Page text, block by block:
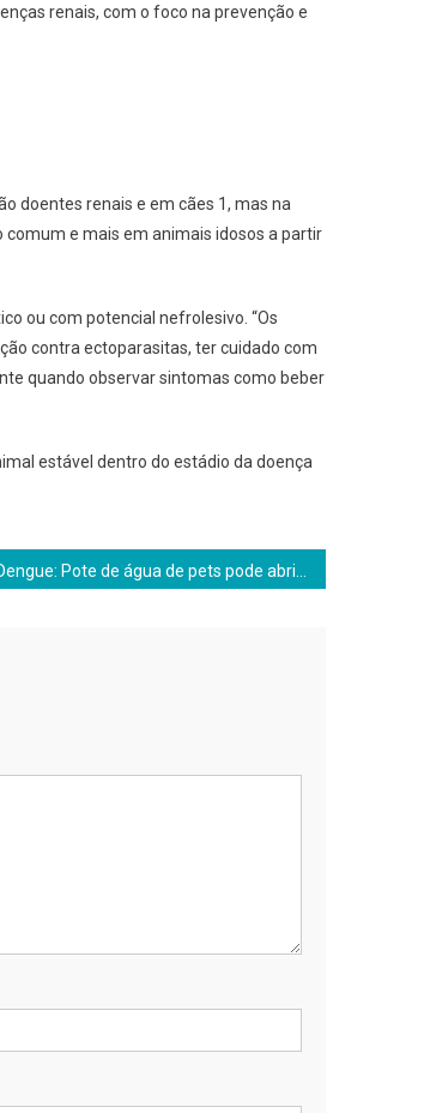
renais, com o foco na prevenção e
doentes renais e em cães 1, mas na
comum e mais em animais idosos a partir
ou com potencial nefrolesivo. “Os
contra ectoparasitas, ter cuidado com
quando observar sintomas como beber
estável dentro do estádio da doença